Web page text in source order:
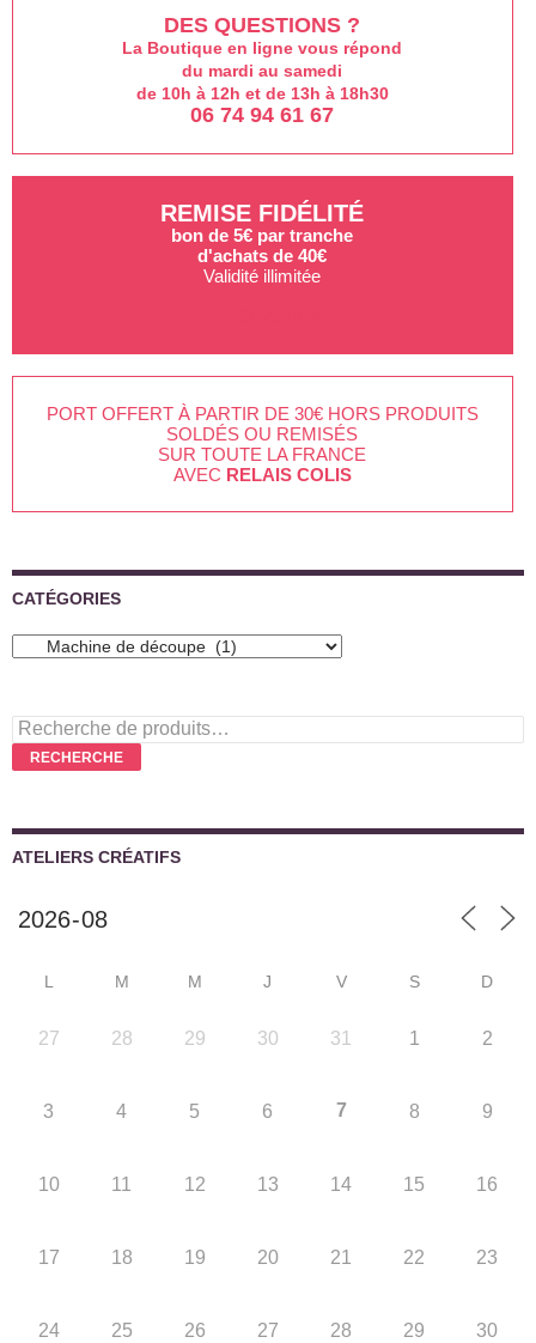
DES QUESTIONS ?
La Boutique en ligne vous répond
du mardi au samedi
de 10h à 12h et de 13h à 18h30
06 74 94 61 67
REMISE FIDÉLITÉ
bon de 5€ par tranche
d'achats de 40€
Validité illimitée
PORT OFFERT À PARTIR DE 30€ HORS PRODUITS
SOLDÉS OU REMISÉS
SUR TOUTE LA FRANCE
AVEC RELAIS COLIS
CATÉGORIES
Recherche
pour :
RECHERCHE
ATELIERS CRÉATIFS
L M M J V S D
27 28 29 30 31 1 2
3 4 5 6 7 8 9
10 11 12 13 14 15 16
17 18 19 20 21 22 23
24 25 26 27 28 29 30